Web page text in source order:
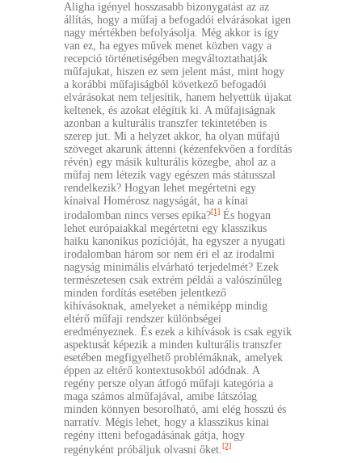
Aligha igényel hosszasabb bizonygatást az az
állítás, hogy a műfaj a befogadói elvárásokat igen
nagy mértékben befolyásolja. Még akkor is így
van ez, ha egyes művek menet közben vagy a
recepció történetiségében megváltoztathatják
műfajukat, hiszen ez sem jelent mást, mint hogy
a korábbi műfajiságból következő befogadói
elvárásokat nem teljesítik, hanem helyettük újakat
keltenek, és azokat elégítik ki. A műfajiságnak
azonban a kulturális transzfer tekintetében is
szerep jut. Mi a helyzet akkor, ha olyan műfajú
szöveget akarunk áttenni (kézenfekvően a fordítás
révén) egy másik kulturális közegbe, ahol az a
műfaj nem létezik vagy egészen más státusszal
rendelkezik? Hogyan lehet megértetni egy
kínaival Homérosz nagyságát, ha a kínai
irodalomban nincs verses epika?[1] És hogyan
lehet európaiakkal megértetni egy klasszikus
haiku kanonikus pozícióját, ha egyszer a nyugati
irodalomban három sor nem éri el az irodalmi
nagyság minimális elvárható terjedelmét? Ezek
természetesen csak extrém példái a valószínűleg
minden fordítás esetében jelentkező
kihívásoknak, amelyeket a némiképp mindig
eltérő műfaji rendszer különbségei
eredményeznek. És ezek a kihívások is csak egyik
aspektusát képezik a minden kulturális transzfer
esetében megfigyelhető problémáknak, amelyek
éppen az eltérő kontextusokból adódnak. A
regény persze olyan átfogó műfaji kategória a
maga számos alműfajával, amibe látszólag
minden könnyen besorolható, ami elég hosszú és
narratív. Mégis lehet, hogy a klasszikus kínai
regény itteni befogadásának gátja, hogy
regényként próbáljuk olvasni őket. [2]